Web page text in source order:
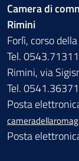
Camera di
Rimini
Forlì, corso
Tel.
Rimini, via
Tel.
Posta
Posta